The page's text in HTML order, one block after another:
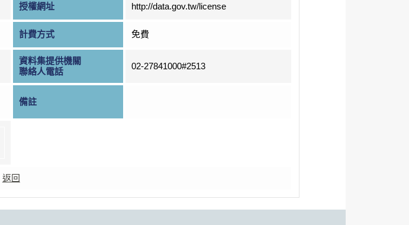
授權網址 http://data.gov.tw/license
計費方式 免費
資料集提供機關
聯絡人電話
02-27841000#2513
備註
返回